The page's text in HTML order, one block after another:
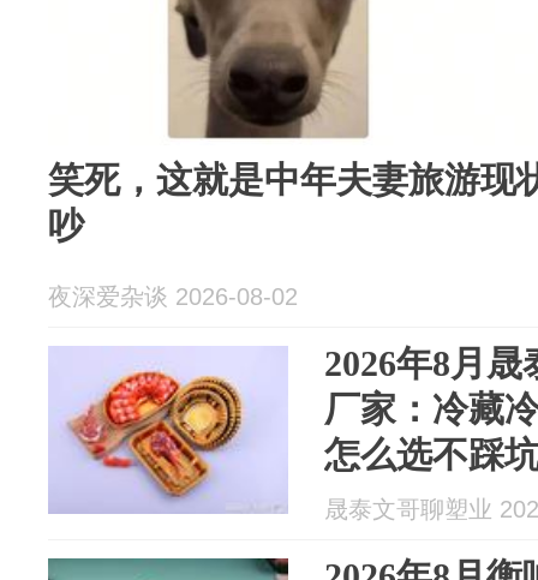
笑死，这就是中年夫妻旅游现
吵
夜深爱杂谈 2026-08-02
2026年8月
厂家：冷藏
怎么选不踩
晟泰文哥聊塑业